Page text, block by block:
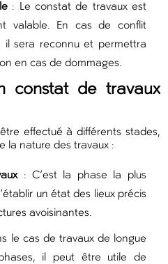
: Le constat de travaux est
valable. En cas de conflit
il sera reconnu et permettra
en cas de dommages.
constat de travaux
effectué à différents stades,
la nature des travaux :
: C’est la phase la plus
un état des lieux précis
avoisinantes.
le cas de travaux de longue
il peut être utile de